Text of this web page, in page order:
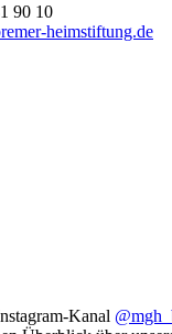
90 10
heimstiftung.de
Kanal